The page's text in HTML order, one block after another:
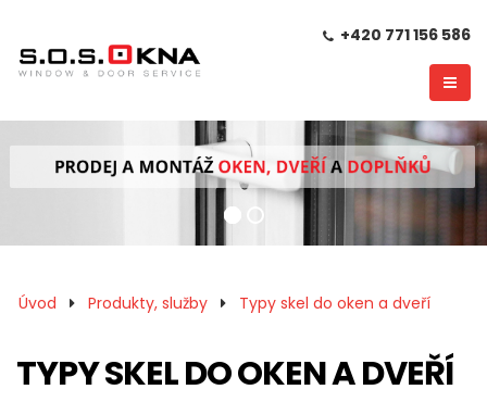
+420 771 156 586
Úvod Produkty, služby Typy skel do oken a dveří
TYPY SKEL DO OKEN A DVEŘÍ